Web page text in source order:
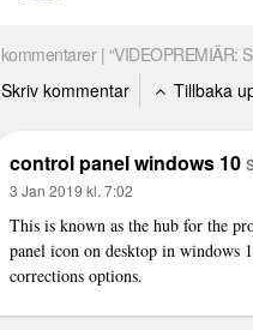
kommentarer | “VIDEOPREMIÄR:
Skriv kommentar
Tillbaka
control panel windows 10
3 Jan 2019 kl. 7:02
This is known as the hub for the
panel icon on desktop in windows
corrections options.